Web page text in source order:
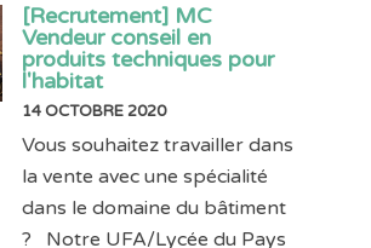
[Recrutement] MC
Vendeur conseil en
produits techniques pour
l'habitat
14 OCTOBRE 2020
Vous souhaitez travailler dans
la vente avec une spécialité
dans le domaine du bâtiment
? Notre UFA/Lycée du Pays